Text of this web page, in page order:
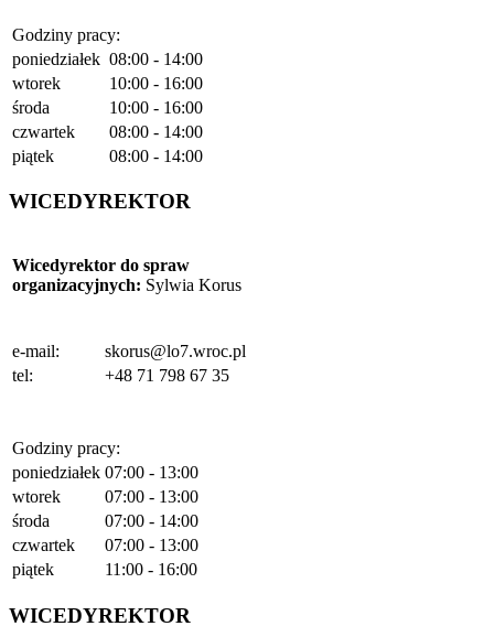
Godziny pracy:
poniedziałek 08:00 - 14:00
wtorek
10:00 - 16:00
środa
10:00 - 16:00
czwartek
08:00 - 14:00
piątek
08:00 - 14:00
WICEDYREKTOR
Wicedyrektor do spraw
organizacyjnych: Sylwia Korus
e-mail:
skorus@lo7.wroc.pl
tel:
+48 71 798 67 35
Godziny pracy:
poniedziałek 07:00 - 13:00
wtorek
07:00 - 13:00
środa
07:00 - 14:00
czwartek
07:00 - 13:00
piątek
11:00 - 16:00
WICEDYREKTOR